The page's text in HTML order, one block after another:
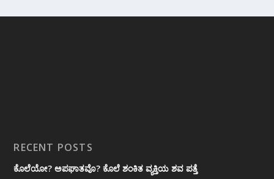
RECENT POSTS
ಕೊಲೆಯೋ? ಅಪಘಾತವೊ? ಕೊಲೆ ಶಂಕಿತ ವ್ಯಕ್ತಿಯ ಶವ ಪತ್ತೆ